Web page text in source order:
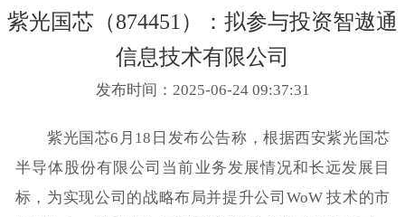
紫光国芯（874451）：拟参与投资智遨通
信息技术有限公司
发布时间：2025-06-24 09:37:31
紫光国芯6月18日发布公告称，根据西安紫光国芯
半导体股份有限公司当前业务发展情况和长远发展目
标，为实现公司的战略布局并提升公司WoW 技术的市